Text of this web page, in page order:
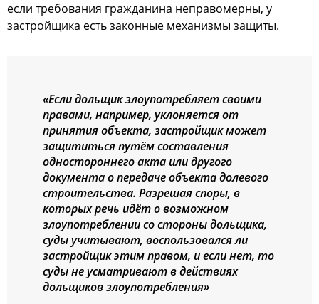
если требования гражданина неправомерны, у
застройщика есть законные механизмы защиты.
«Если дольщик злоупотребляет своими
правами, например, уклоняется от
принятия объекта, застройщик может
защититься путём составления
одностороннего акта или другого
документа о передаче объекта долевого
строительства. Разрешая споры, в
которых речь идёт о возможном
злоупотреблении со стороны дольщика,
суды учитывают, воспользовался ли
застройщик этим правом, и если нет, то
суды не усматривают в действиях
дольщиков злоупотребления»